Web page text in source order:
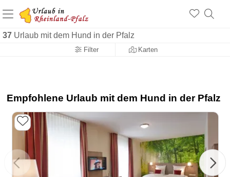
37 Urlaub mit dem Hund in der Pfalz
Filter Karten
+1.500 Unterkünfte in Rheinland-Pfalz
+1.000 Sehenswürdigkeiten
Empfohlene Urlaub mit dem Hund in der Pfalz